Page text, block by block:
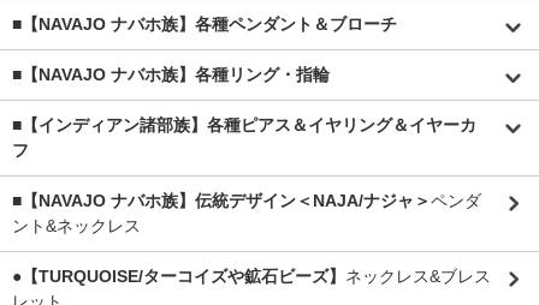
■【NAVAJO ナバホ族】各種ペンダント＆ブローチ
■【NAVAJO ナバホ族】各種リング・指輪
■【インディアン諸部族】各種ピアス＆イヤリング＆イヤーカ
フ
■【NAVAJO ナバホ族】伝統デザイン＜NAJA/ナジャ＞ペンダ
ント&ネックレス
●【TURQUOISE/ターコイズや鉱石ビーズ】 ネックレス&ブレス